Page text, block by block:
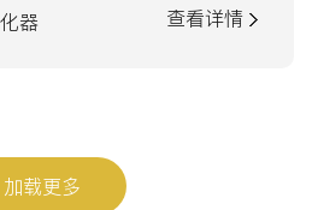
器 查看详情
加载更多